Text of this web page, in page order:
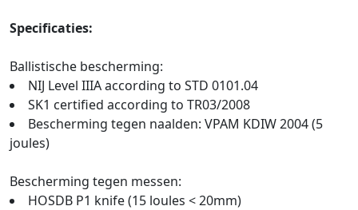
Specificaties:
Ballistische bescherming:
NIJ Level IIIA according to STD 0101.04
SK1 certified according to TR03/2008
Bescherming tegen naalden: VPAM KDIW 2004 (5
joules)
Bescherming tegen messen:
HOSDB P1 knife (15 loules < 20mm)